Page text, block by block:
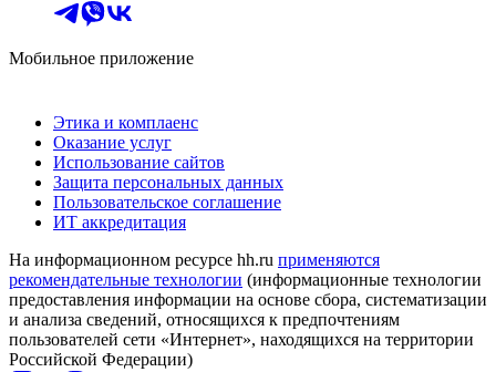
Мобильное приложение
Этика и комплаенс
Оказание услуг
Использование сайтов
Защита персональных данных
Пользовательское соглашение
ИТ аккредитация
На информационном ресурсе hh.ru применяются
рекомендательные технологии (информационные технологии
предоставления информации на основе сбора, систематизации
и анализа сведений, относящихся к предпочтениям
пользователей сети «Интернет», находящихся на территории
Российской Федерации)